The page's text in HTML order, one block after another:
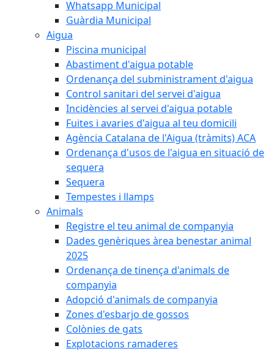
Whatsapp Municipal
Guàrdia Municipal
Aigua
Piscina municipal
Abastiment d'aigua potable
Ordenança del subministrament d'aigua
Control sanitari del servei d'aigua
Incidències al servei d'aigua potable
Fuites i avaries d'aigua al teu domicili
Agència Catalana de l'Aigua (tràmits) ACA
Ordenança d'usos de l'aigua en situació de
sequera
Sequera
Tempestes i llamps
Animals
Registre el teu animal de companyia
Dades genèriques àrea benestar animal
2025
Ordenança de tinença d'animals de
companyia
Adopció d'animals de companyia
Zones d'esbarjo de gossos
Colònies de gats
Explotacions ramaderes